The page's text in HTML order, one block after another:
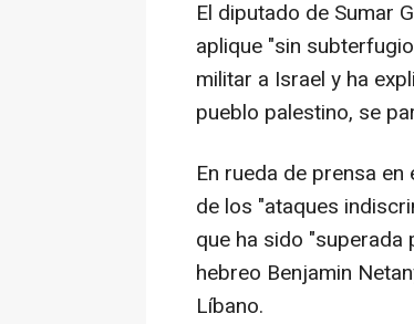
El diputado de Sumar
aplique "sin
militar a Israel y ha
pueblo palestino, se
En rueda de prensa
de los "ataques
que ha sido
hebreo Benjamin
Líbano.